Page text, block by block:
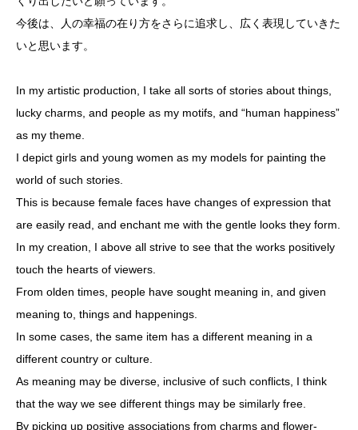
今後は、人の幸福の在り方をさらに追求し、広く表現していきた
いと思います。
In my artistic production, I take all sorts of stories about things,
lucky charms, and people as my motifs, and “human happiness”
as my theme.
I depict girls and young women as my models for painting the
world of such stories.
This is because female faces have changes of expression that
are easily read, and enchant me with the gentle looks they form.
In my creation, I above all strive to see that the works positively
touch the hearts of viewers.
From olden times, people have sought meaning in, and given
meaning to, things and happenings.
In some cases, the same item has a different meaning in a
different country or culture.
As meaning may be diverse, inclusive of such conflicts, I think
that the way we see different things may be similarly free.
By picking up positive associations from charms and flower-